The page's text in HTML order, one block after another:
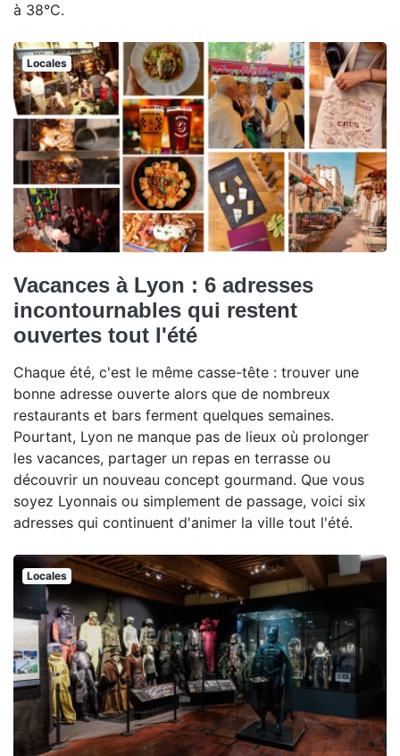
à 38°C.
Locales
Vacances à Lyon : 6 adresses
incontournables qui restent
ouvertes tout l'été
Chaque été, c'est le même casse-tête : trouver une
bonne adresse ouverte alors que de nombreux
restaurants et bars ferment quelques semaines.
Pourtant, Lyon ne manque pas de lieux où prolonger
les vacances, partager un repas en terrasse ou
découvrir un nouveau concept gourmand. Que vous
soyez Lyonnais ou simplement de passage, voici six
adresses qui continuent d'animer la ville tout l'été.
Locales